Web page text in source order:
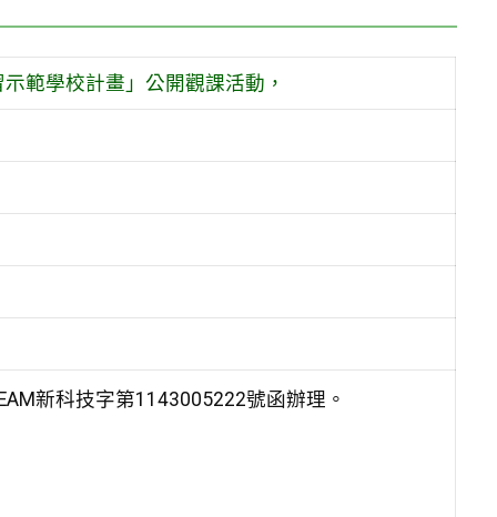
範學校計畫」公開觀課活動，
新科技字第1143005222號函辦理。